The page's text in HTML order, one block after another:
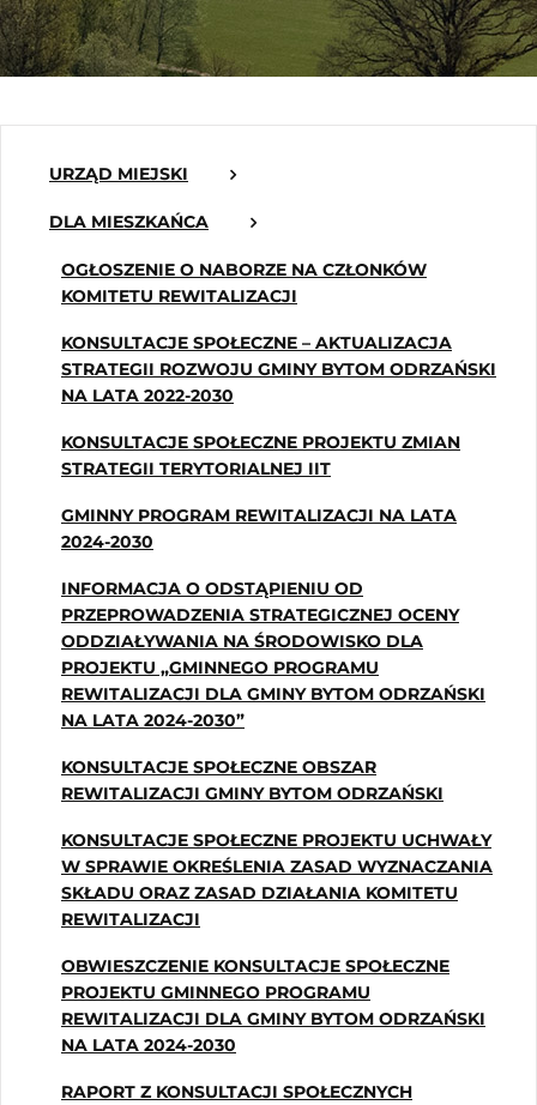
URZĄD MIEJSKI
DLA MIESZKAŃCA
OGŁOSZENIE O NABORZE NA CZŁONKÓW
KOMITETU REWITALIZACJI
KONSULTACJE SPOŁECZNE – AKTUALIZACJA
STRATEGII ROZWOJU GMINY BYTOM ODRZAŃSKI
NA LATA 2022-2030
KONSULTACJE SPOŁECZNE PROJEKTU ZMIAN
STRATEGII TERYTORIALNEJ IIT
GMINNY PROGRAM REWITALIZACJI NA LATA
2024-2030
INFORMACJA O ODSTĄPIENIU OD
PRZEPROWADZENIA STRATEGICZNEJ OCENY
ODDZIAŁYWANIA NA ŚRODOWISKO DLA
PROJEKTU „GMINNEGO PROGRAMU
REWITALIZACJI DLA GMINY BYTOM ODRZAŃSKI
NA LATA 2024-2030”
KONSULTACJE SPOŁECZNE OBSZAR
REWITALIZACJI GMINY BYTOM ODRZAŃSKI
KONSULTACJE SPOŁECZNE PROJEKTU UCHWAŁY
W SPRAWIE OKREŚLENIA ZASAD WYZNACZANIA
SKŁADU ORAZ ZASAD DZIAŁANIA KOMITETU
REWITALIZACJI
OBWIESZCZENIE KONSULTACJE SPOŁECZNE
PROJEKTU GMINNEGO PROGRAMU
REWITALIZACJI DLA GMINY BYTOM ODRZAŃSKI
NA LATA 2024-2030
RAPORT Z KONSULTACJI SPOŁECZNYCH